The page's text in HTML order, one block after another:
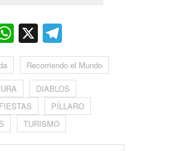
WhatsApp
X
Recorriendo el Mundo
DIABLOS
FIESTAS
PÍLLARO
TURISMO